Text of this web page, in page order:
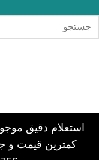
استعلام دقیق